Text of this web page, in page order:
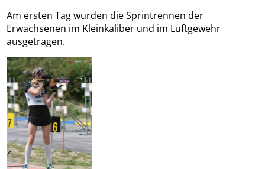
Am ersten Tag wurden die Sprintrennen der
Erwachsenen im Kleinkaliber und im Luftgewehr
ausgetragen.